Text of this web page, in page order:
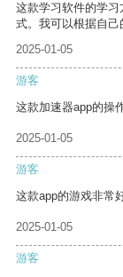
这款学习软件的学
式。我可以根据自己
2025-01-05
游客
这款加速器app的操
2025-01-05
游客
这款app的游戏非常
2025-01-05
游客